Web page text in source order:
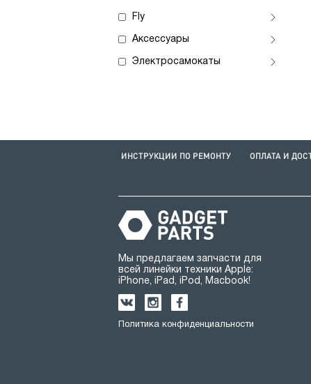
Fly
Аксессуары
Электросамокаты
ИНСТРУКЦИИ ПО РЕМОНТУ ОПЛАТА И
Мы предлагаем запчасти для
всей линейки техники Apple:
iPhone, iPad, iPod, Macbook!
Политика конфиденциальности